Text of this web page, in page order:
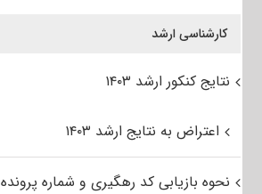
کارشناسی ارشد
نتایج کنکور ارشد ۱۴۰۳
اعتراض به نتایج ارشد ۱۴۰۳
نحوه بازیابی کد رهگیری و شماره پرونده